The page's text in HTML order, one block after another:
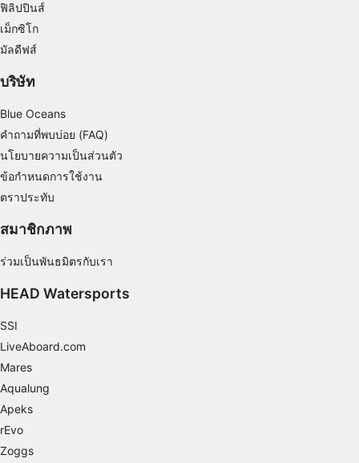
ฟิลิปปินส์
เม็กซิโก
มัลดีฟส์
บริษัท
Blue Oceans
คำถามที่พบบ่อย (FAQ)
นโยบายความเป็นส่วนตัว
ข้อกำหนดการใช้งาน
ตราประทับ
สมาชิกภาพ
ร่วมเป็นพันธมิตรกับเรา
HEAD Watersports
SSI
LiveAboard.com
Mares
Aqualung
Apeks
rEvo
Zoggs
Measure content performance
Understand audiences through statistics or
Use limited data to select content
คุณสมบัติพิเศษของ IAB:
Identify devices based on information
actively requested
วัตถุประสงค์ในการประมวลผลที่ไม่ใช่ของ IAB:
การทำงาน
การโฆษณา